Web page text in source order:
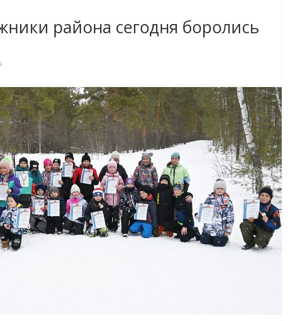
района сегодня боролись